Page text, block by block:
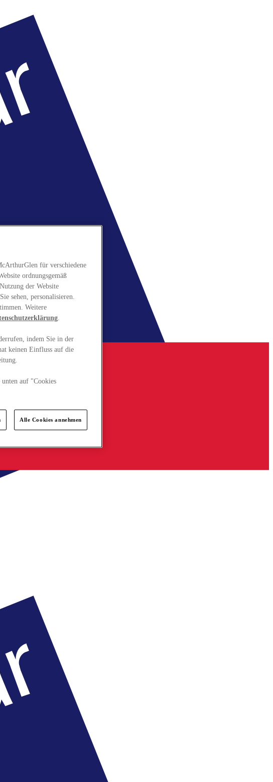
für verschiedene
ordnungsgemäß
der Website
sehen, personalisieren.
Weitere
.
indem Sie in der
keinen Einfluss auf die
auf "Cookies
Alle Cookies annehmen